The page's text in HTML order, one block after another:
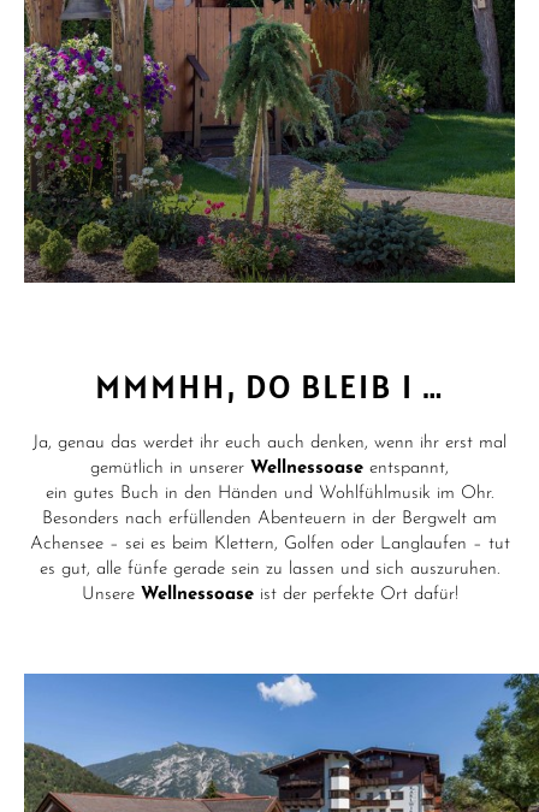
MMMHH, DO BLEIB I …
Ja, genau das werdet ihr euch auch denken, wenn ihr erst mal
gemütlich in unserer Wellnessoase entspannt,
ein gutes Buch in den Händen und Wohlfühlmusik im Ohr.
Besonders nach erfüllenden Abenteuern in der Bergwelt am
Achensee – sei es beim Klettern, Golfen oder Langlaufen – tut
es gut, alle fünfe gerade sein zu lassen und sich auszuruhen.
Unsere Wellnessoaseist der perfekte Ort dafür!